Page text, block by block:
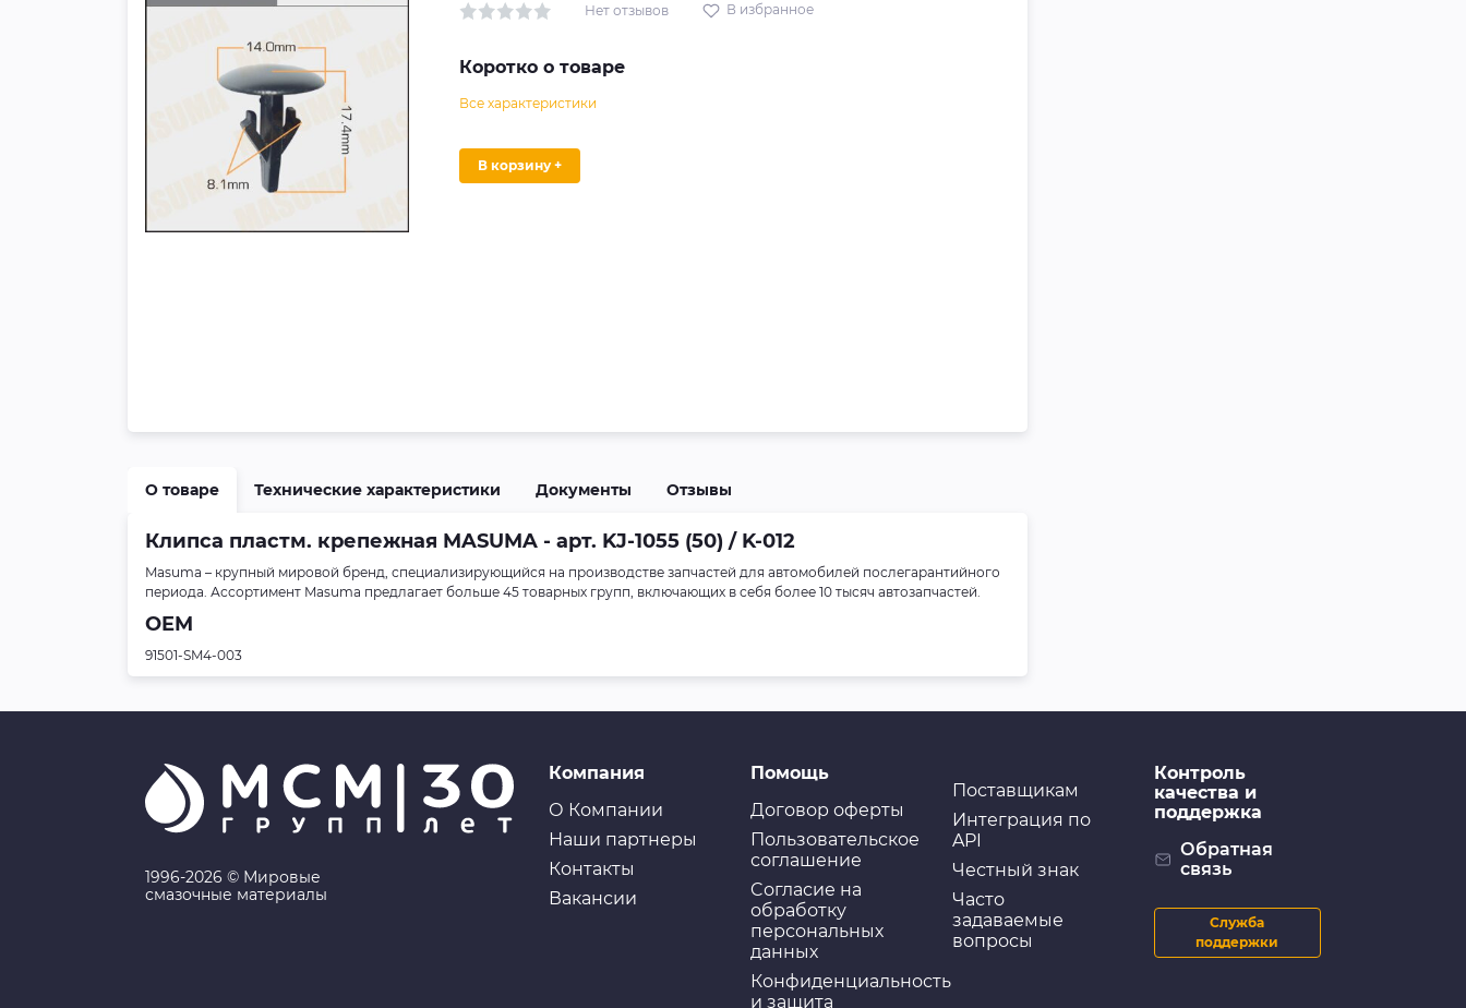
Нет отзывов В избранное
Коротко о товаре
Все характеристики
В корзину +
О товаре Технические характеристики Документы Отзывы
Клипса пластм. крепежная MASUMA - арт. KJ-1055 (50) / K-012
Masuma – крупный мировой бренд, специализирующийся на производстве запчастей для автомобилей послегарантийного
периода. Ассортимент Masuma предлагает больше 45 товарных групп, включающих в себя более 10 тысяч автозапчастей.
OEM
91501-SM4-003
1996-2026 © Мировые
смазочные материалы
Компания
О Компании
Наши партнеры
Контакты
Вакансии
Помощь
Договор оферты
Пользовательское
соглашение
Cогласие на
обработку
персональных
данных
Конфиденциальность
и защита
Поставщикам
Интеграция по
API
Честный знак
Часто
задаваемые
вопросы
Контроль
качества и
поддержка
Обратная
связь
Служба
поддержки